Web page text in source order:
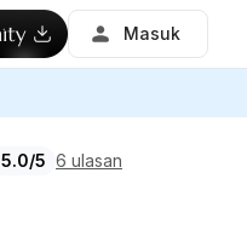
Masuk
5.0/5 6 ulasan